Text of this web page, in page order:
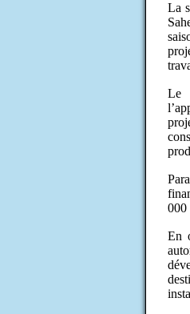
La
Le
000
En